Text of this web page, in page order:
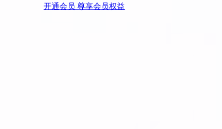
开通会员 尊享会员权益